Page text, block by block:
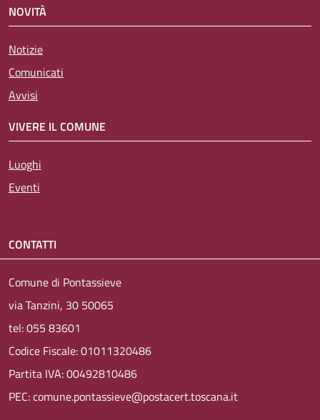
NOVITÀ
Notizie
Comunicati
Avvisi
VIVERE IL COMUNE
Luoghi
Eventi
CONTATTI
Comune di Pontassieve
via Tanzini, 30 50065
tel: 055 83601
Codice Fiscale: 01011320486
Partita IVA: 00492810486
PEC: comune.pontassieve@postacert.toscana.it